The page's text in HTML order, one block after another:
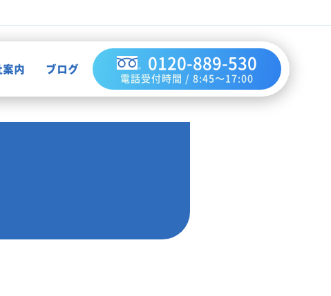
案内 ブログ 0120-889-530
電話受付時間 / 8:45～17:00